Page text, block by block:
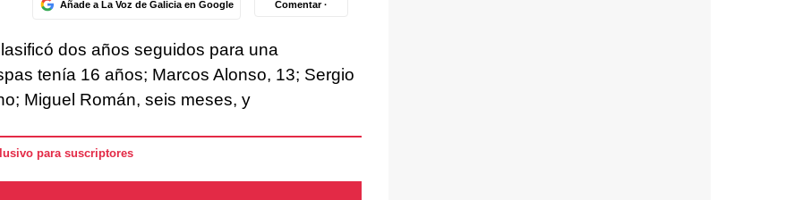
Añade a La Voz de Galicia en Google Comentar ·
dos años seguidos para una
tenía 16 años; Marcos Alonso, 13; Sergio
Miguel Román, seis meses, y
para suscriptores